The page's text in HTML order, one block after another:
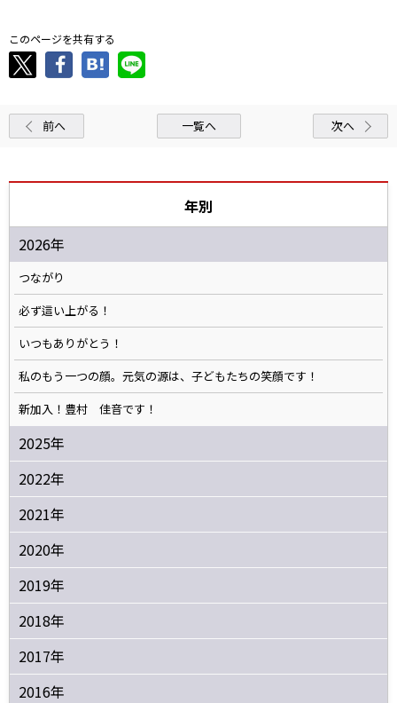
このページを共有する
前へ 一覧へ 次へ
年別
2026年
つながり
必ず這い上がる！
いつもありがとう！
私のもう一つの顔。元気の源は、子どもたちの笑顔です！
新加入！豊村 佳音です！
2025年
2022年
2021年
2020年
2019年
2018年
2017年
2016年